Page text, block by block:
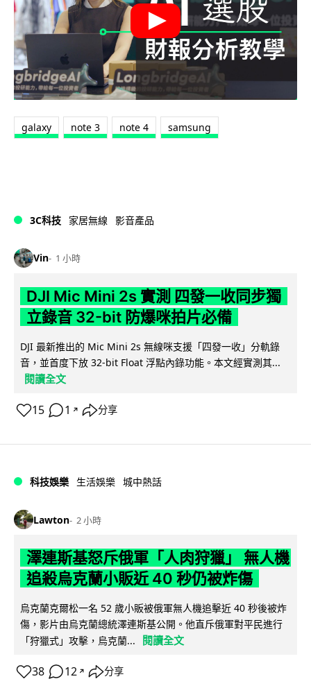
galaxy note 3 note 4 samsung
3C科技 家居無線 影音產品
Vin 1 小時
DJI Mic Mini 2s 實測 四發一收同步獨
立錄音 32-bit 防爆咪拍片必備
DJI 最新推出的 Mic Mini 2s 無線咪支援「四發一收」分軌錄
音，並首度下放 32-bit Float 浮點內錄功能。本文經實測其...
閱讀全文
15 1 ↗ 分享
科技娛樂 生活娛樂 城中熱話
Lawton 2 小時
澤連斯基怒斥俄軍「人肉狩獵」 無人機
追殺烏克蘭小販近 40 秒仍被炸傷
烏克蘭克爾松一名 52 歲小販被俄軍無人機追擊近 40 秒後被炸
傷，影片由烏克蘭總統澤連斯基公開。他直斥俄軍對平民進行
「狩獵式」攻擊，烏克蘭...
閱讀全文
38 12 ↗ 分享